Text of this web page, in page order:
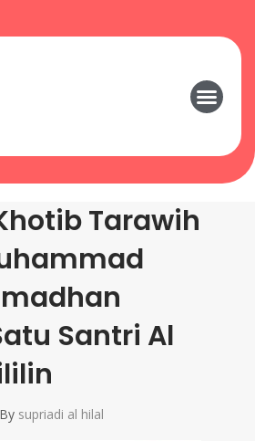
Tarawih
Santri Al
By supriadi al hilal